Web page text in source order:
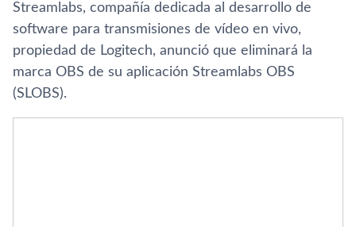
Streamlabs, compañía dedicada al desarrollo de
software para transmisiones de vídeo en vivo,
propiedad de Logitech, anunció que eliminará la
marca OBS de su aplicación Streamlabs OBS
(SLOBS).